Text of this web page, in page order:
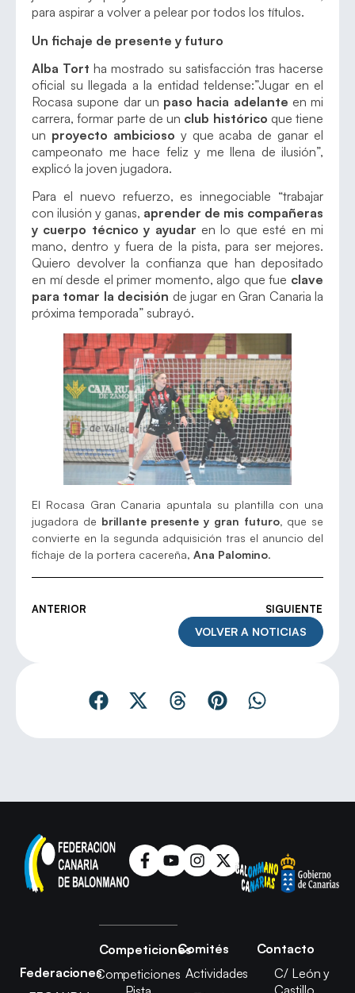
para aspirar a volver a pelear por todos los títulos.
Un fichaje de presente y futuro
Alba Tort ha mostrado su satisfacción tras hacerse
oficial su llegada a la entidad teldense:”Jugar en el
Rocasa supone dar un paso hacia adelante en mi
carrera, formar parte de un club histórico que tiene
un proyecto ambicioso y que acaba de ganar el
campeonato me hace feliz y me llena de ilusión”,
explicó la joven jugadora.
Para el nuevo refuerzo, es innegociable “trabajar
con ilusión y ganas, aprender de mis compañeras
y cuerpo técnico y ayudar en lo que esté en mi
mano, dentro y fuera de la pista, para ser mejores.
Quiero devolver la confianza que han depositado
en mí desde el primer momento, algo que fue clave
para tomar la decisión de jugar en Gran Canaria la
próxima temporada” subrayó.
El Rocasa Gran Canaria apuntala su plantilla con una
jugadora de brillante presente y gran futuro, que se
convierte en la segunda adquisición tras el anuncio del
fichaje de la portera cacereña, Ana Palomino.
ANTERIOR SIGUIENTE
VOLVER A NOTICIAS
Federaciones
Competiciones
Competiciones
Comités
Actividades
Contacto
C/ León y
Castillo,